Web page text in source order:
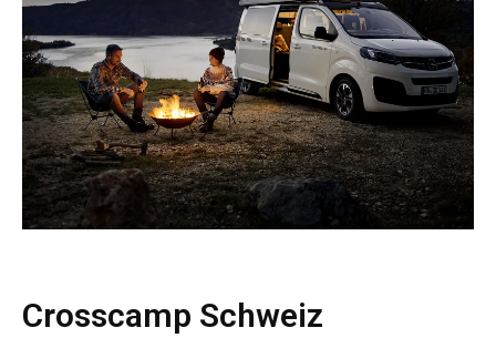
Crosscamp Schweiz